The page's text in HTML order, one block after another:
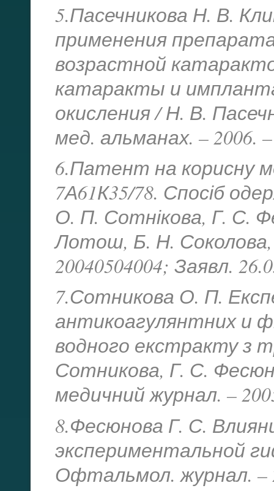
5.Пасечникова Н. В.
применения
возрастной
катаракты и
окисления / Н. В.
мед. альманах. – 2006.
6.Патент на корисну
7А61К35/78. Спосіб
О. П. Сотнікова, Г. С.
Лотош, Б. Н. Соколова,
20040504004; Заявл.
7.Сотникова О. П.
антикоагулянтних и
водного екстракту з
Сотникова, Г. С.
медичний журнал. –
8.Фесюнова Г. С.
экспериментальной
Офтальмол. журнал. –